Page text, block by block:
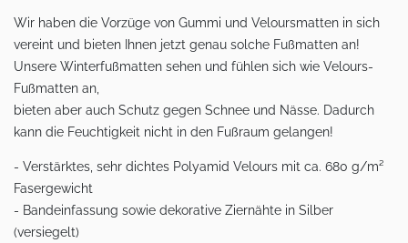
Wir haben die Vorzüge von Gummi und Veloursmatten in sich
vereint und bieten Ihnen jetzt genau solche Fußmatten an!
Unsere Winterfußmatten sehen und fühlen sich wie Velours-
Fußmatten an,
bieten aber auch Schutz gegen Schnee und Nässe. Dadurch
kann die Feuchtigkeit nicht in den Fußraum gelangen!
- Verstärktes, sehr dichtes Polyamid Velours mit ca. 680 g/m²
Fasergewicht
- Bandeinfassung sowie dekorative Ziernähte in Silber
(versiegelt)